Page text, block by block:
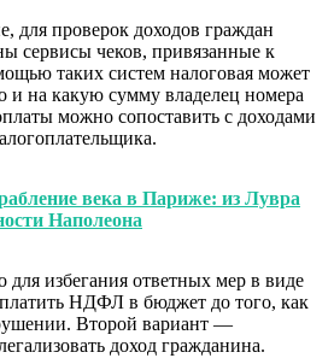
для проверок доходов граждан
сервисы чеков, привязанные к
таких систем налоговая может
и на какую сумму владелец номера
можно сопоставить с доходами
века в Париже: из Лувра
Наполеона
избегания ответных мер в виде
НДФЛ в бюджет до того, как
Второй вариант —
доход гражданина.